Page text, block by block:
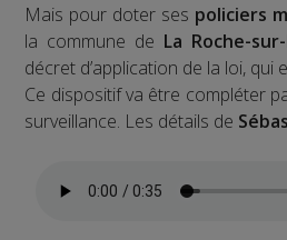
Mais pour doter ses policiers
la commune de La Roche-
décret d’application de la loi, qui
Ce dispositif va être compléter
surveillance. Les détails de